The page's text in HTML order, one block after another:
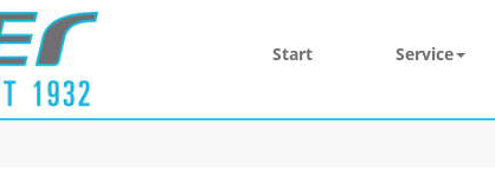
Start Service